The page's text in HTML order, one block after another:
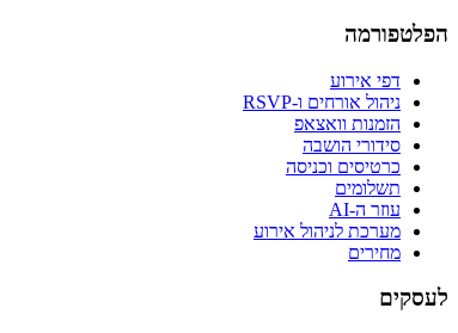
הפלטפורמה
דפי אירוע
ניהול אורחים ו-RSVP
הזמנות וואצאפ
סידורי הושבה
כרטיסים וכניסה
תשלומים
עוזר ה-AI
מערכת לניהול אירוע
מחירים
לעסקים